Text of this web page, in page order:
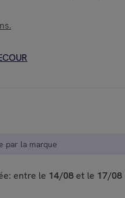
par la marque
entre le 14/08 et le 17/08